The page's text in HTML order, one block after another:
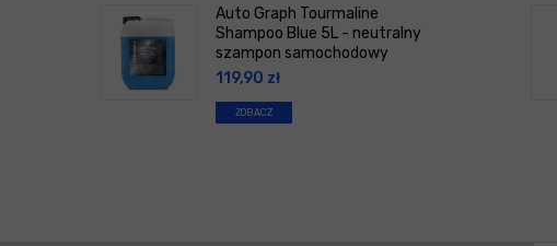
Auto Graph Tourmaline
Shampoo Blue 5L - neutralny
szampon samochodowy
119,90 zł
ZOBACZ